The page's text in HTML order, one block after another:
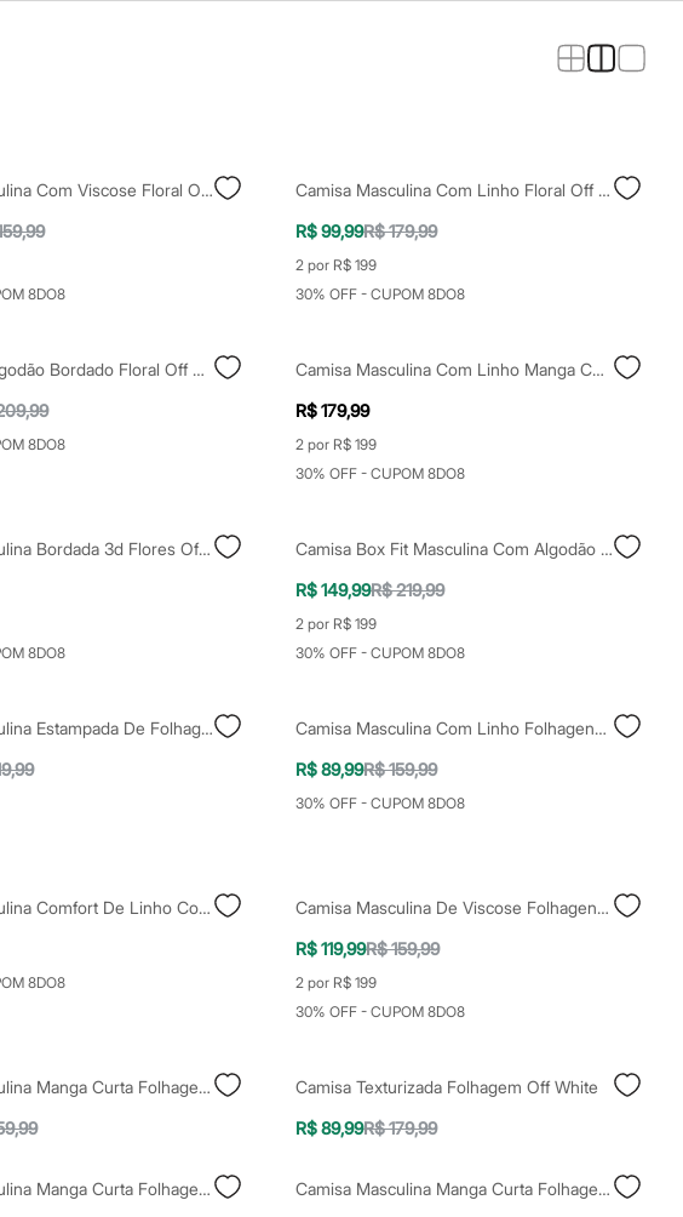
Camisa Masculina Com Viscose Floral Off White
8DO8
Camisa Masculina Com Linho Floral Off White
R$ 99,99R$ 179,99
2 por R$ 199
30% OFF - CUPOM 8DO8
Camisa De Algodão Bordado Floral Off White
8DO8
Camisa Masculina Com Linho Manga Curta Floral Azul
R$ 179,99
2 por R$ 199
30% OFF - CUPOM 8DO8
Camisa Masculina Bordada 3d Flores Off White
8DO8
Camisa Box Fit Masculina Com Algodão Bordada Off White
R$ 149,99R$ 219,99
2 por R$ 199
30% OFF - CUPOM 8DO8
Camisa Masculina Estampada De Folhagem Manga Curta Preta
Camisa Masculina Com Linho Folhagens Colorida
R$ 89,99R$ 159,99
30% OFF - CUPOM 8DO8
Camisa Masculina Comfort De Linho Com Estampa De Folhagem Manga Curta Azul
8DO8
Camisa Masculina De Viscose Folhagens Verde
R$ 119,99R$ 159,99
2 por R$ 199
30% OFF - CUPOM 8DO8
Camisa Masculina Manga Curta Folhagens Texturizada Azul
Camisa Texturizada Folhagem Off White
R$ 89,99R$ 179,99
Camisa Masculina Manga Curta Folhagem Off White
Camisa Masculina Manga Curta Folhagens Off White